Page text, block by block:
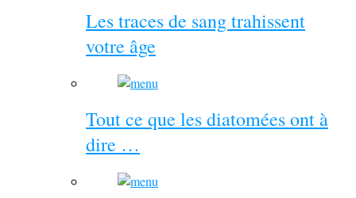
Les traces de sang trahissent
votre âge
Tout ce que les diatomées ont à
dire …